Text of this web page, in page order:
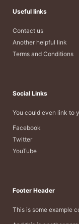
Useful links
Contact us
Another helpful link
Terms and Conditions
Social Links
You could even link to
Facebook
Twitter
YouTube
Footer Header
This is some example